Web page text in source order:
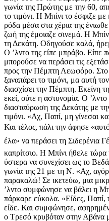
γωνία της Πρώτης με την 60,
το τιμόνι. Η Μπίνι το έσφιξε
ρόδα μέσα στα χέρια της
ζωή της έμοιαζε σινεμά. Η
τη Δεκάτη. Οδηγούσε καλά,
Ο ʼλντο της είπε μπράβο. Είπε
μπορούσε να περάσει τις
προς την Πέμπτη Λεωφόρο. Στο
ξαναπάρει το τιμόνι, μα αυτή
διασχίσει την Πέμπτη. Εκείνη
εκεί, ούτε η αστυνομία. Ο
διασταύρωση της Δεκάτης με
τιμόνι. «Αχ, Παπί, μη γίνεσαι
Και τέλος, πάλι την άφησε
έλα» να περάσει τη
καπρίτσιο. Η Μπίνι ήθελε τώρα
ύστερα να συνεχίσει ως το
γωνία της 21 με τη Ν. «Αχ,
παρακαλώ! Σε ικετεύω, μια
ʼλντο συμφώνησε να βάλει η
πάρκαρε εύκολα. «Είδες, Παπί,
είδε. Και συμφώνησε,
ο Τρεσό κρυβόταν στην Αβάνα